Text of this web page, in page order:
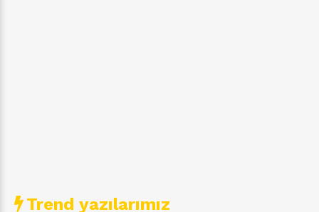
Trend yazılarımız